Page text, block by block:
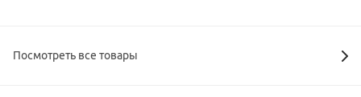
Посмотреть все товары